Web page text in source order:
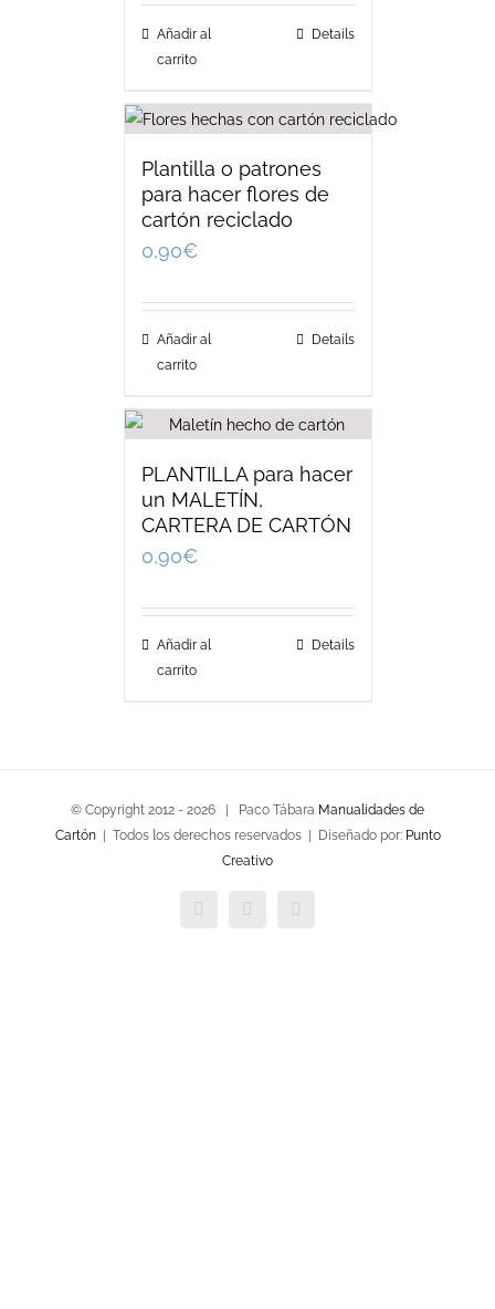
Añadir al
carrito
Details
Plantilla o patrones
para hacer flores de
cartón reciclado
0,90€
Añadir al
carrito
Details
PLANTILLA para hacer
un MALETÍN,
CARTERA DE CARTÓN
0,90€
Añadir al
carrito
Details
© Copyright 2012 - 2026 | Paco Tábara Manualidades de
Cartón| Todos los derechos reservados | Diseñado por: Punto
Creativo
FacebookTwitter